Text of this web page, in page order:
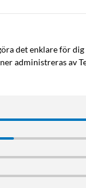
det enklare för
administreras av